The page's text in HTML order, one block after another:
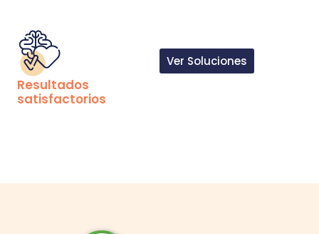
Resultados
satisfactorios
Ver Soluciones